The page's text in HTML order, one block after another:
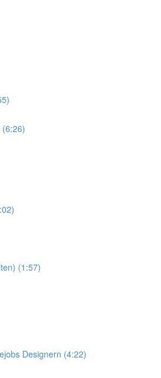
(6:26)
(1:57)
Designern (4:22)